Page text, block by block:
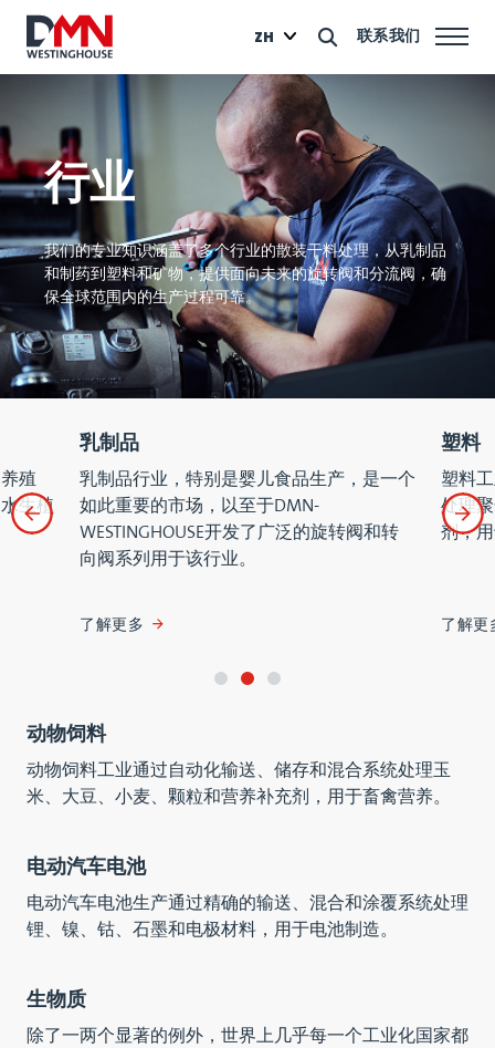
联系我们
ZH
行业
我们的专业知识涵盖了多个行业的散装干料处理，从乳制品
和制药到塑料和矿物，提供面向未来的旋转阀和分流阀，确
保全球范围内的生产过程可靠。
殖
生植
乳制品
乳制品行业，特别是婴儿食品生产，是一个
如此重要的市场，以至于DMN-
WESTINGHOUSE开发了广泛的旋转阀和转
向阀系列用于该行业。
了解更多
塑料
塑料
处理
剂，
了解更
动物饲料
动物饲料工业通过自动化输送、储存和混合系统处理玉
米、大豆、小麦、颗粒和营养补充剂，用于畜禽营养。
电动汽车电池
电动汽车电池生产通过精确的输送、混合和涂覆系统处理
锂、镍、钴、石墨和电极材料，用于电池制造。
生物质
除了一两个显著的例外，世界上几乎每一个工业化国家都